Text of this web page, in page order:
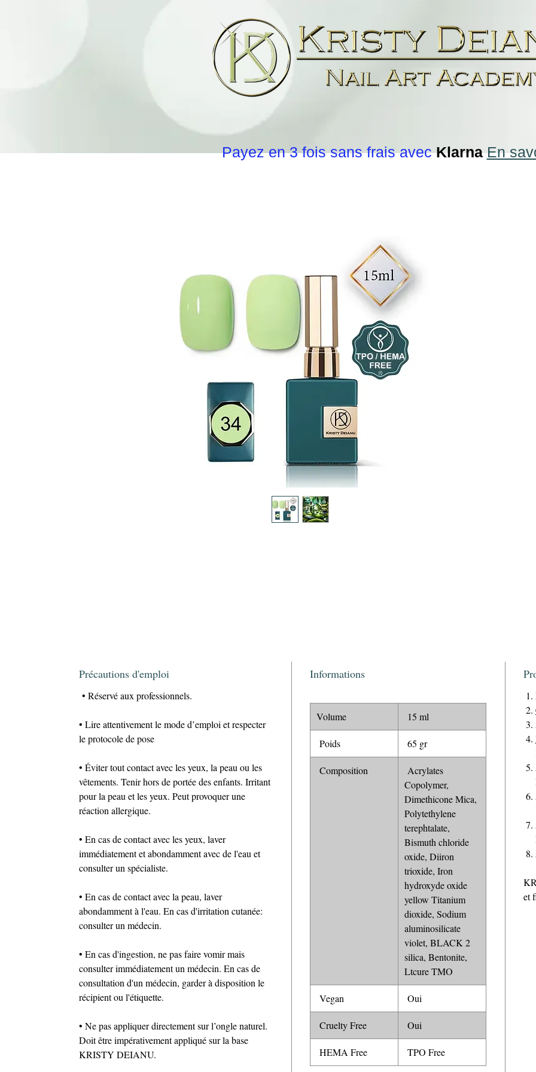
Précautions d'emploi
• Réservé aux professionnels.
• Lire attentivement le mode d’emploi et respecter
le protocole de pose
• Éviter tout contact avec les yeux, la peau ou les
vêtements. Tenir hors de portée des enfants. Irritant
pour la peau et les yeux. Peut provoquer une
réaction allergique.
• En cas de contact avec les yeux, laver
immédiatement et abondamment avec de l'eau et
consulter un spécialiste.
• En cas de contact avec la peau, laver
abondamment à l'eau. En cas d'irritation cutanée:
consulter un médecin.
• En cas d'ingestion, ne pas faire vomir mais
consulter immédiatement un médecin. En cas de
consultation d'un médecin, garder à disposition le
récipient ou l'étiquette.
• Ne pas appliquer directement sur l’ongle naturel.
Doit être impérativement appliqué sur la base
KRISTY DEIANU.
Informations
Volume 15 ml
Poids 65 gr
Composition
Acrylates
Copolymer,
Dimethicone Mica,
Polytethylene
terephtalate,
Bismuth chloride
oxide, Diiron
trioxide, Iron
hydroxyde oxide
yellow Titanium
dioxide, Sodium
aluminosilicate
violet, BLACK 2
silica, Bentonite,
Ltcure TMO
Vegan Oui
Cruelty Free Oui
HEMA Free TPO Free
et
Payez en 3 fois sans frais avecKlarna En